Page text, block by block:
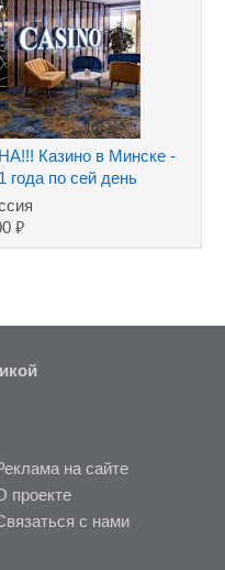
Казино в Минске -
года по сей день
₽
на сайте
проекте
с нами